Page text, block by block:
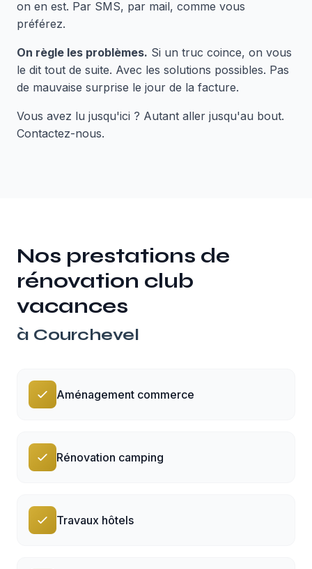
on en est. Par SMS, par mail, comme vous
préférez.
On règle les problèmes. Si un truc coince, on vous
le dit tout de suite. Avec les solutions possibles. Pas
de mauvaise surprise le jour de la facture.
Vous avez lu jusqu'ici ? Autant aller jusqu'au bout.
Contactez-nous.
Nos prestations de
rénovation club
vacances
à Courchevel
Aménagement commerce
Rénovation camping
Travaux hôtels